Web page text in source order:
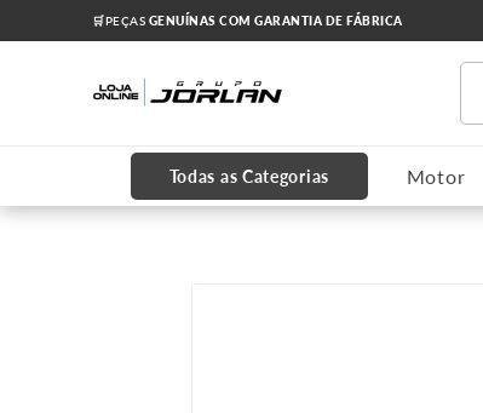
🛒PEÇAS GENUÍNAS COM GARANTIA DE FÁBRICA
Todas as Categorias Motor
1
chevrolet
2º
onix